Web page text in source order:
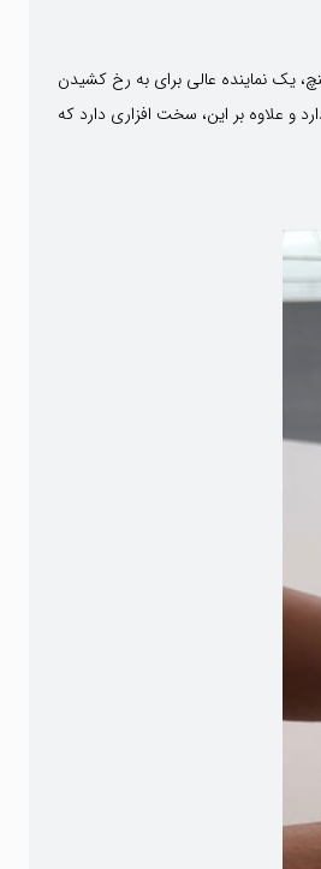
ایجاد چالش های جدید و نوآوری های شگفت انگیز است و این بار نیز در سال 2023، کل دنیای لپ تاپ ها را با چالش جدی مواجه کرد. مک بوک ایر جدید در سایز 15 اینچ، یک نماینده عالی برای به رخ کشیدن
و وزن فوق العاده پایینی دارد و علاوه بر این، سخت افزاری دارد که